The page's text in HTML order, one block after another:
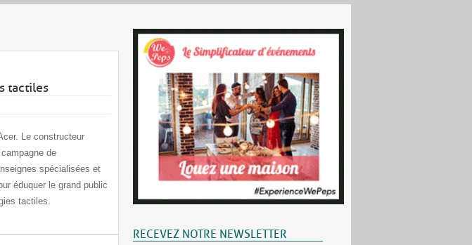
tactiles
Le constructeur
de
spécialisées et
éduquer le grand public
tactiles.
RECEVEZ NOTRE NEWSLETTER